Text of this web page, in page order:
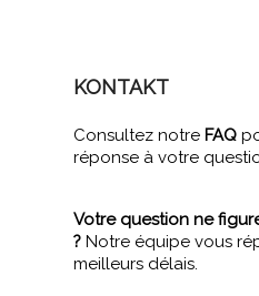
KONTAKT
Consultez notre FAQ
réponse à votre
Votre question ne
? Notre équipe vous
meilleurs délais.